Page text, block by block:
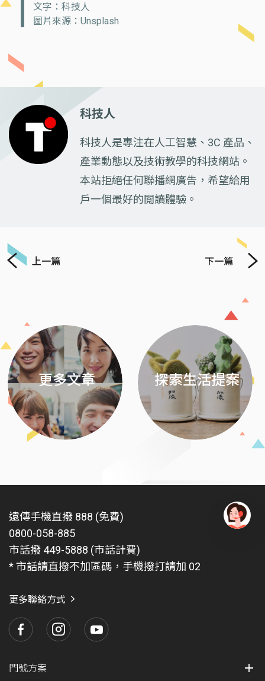
文字：科技人
圖片來源：Unsplash
科技人
科技人是專注在人工智慧、3C 產品、
產業動態以及技術教學的科技網站。
本站拒絕任何聯播網廣告，希望給用
戶一個最好的閲讀體驗。
上一篇 下一篇
更多文章 探索生活提案
Next
遠傳手機直撥 888 (免費)
0800-058-885
市話撥 449-5888 (市話計費)
* 市話請直撥不加區碼，手機撥打請加 02
更多聯絡方式
門號方案